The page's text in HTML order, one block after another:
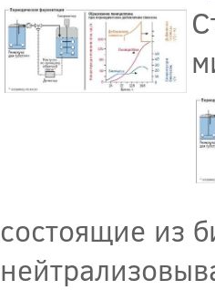
состоящие из